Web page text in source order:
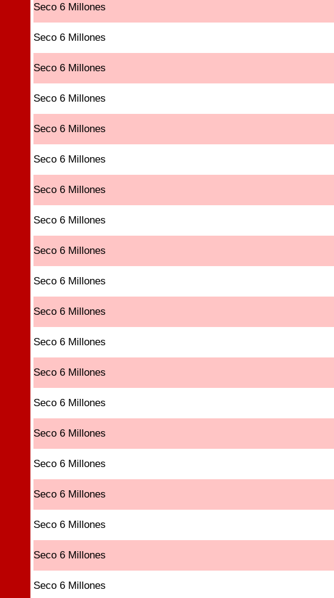
Seco 6 Millones
Seco 6 Millones
Seco 6 Millones
Seco 6 Millones
Seco 6 Millones
Seco 6 Millones
Seco 6 Millones
Seco 6 Millones
Seco 6 Millones
Seco 6 Millones
Seco 6 Millones
Seco 6 Millones
Seco 6 Millones
Seco 6 Millones
Seco 6 Millones
Seco 6 Millones
Seco 6 Millones
Seco 6 Millones
Seco 6 Millones
Seco 6 Millones